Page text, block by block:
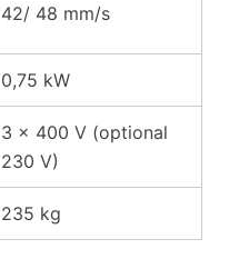
42/ 48 mm/s
0,75 kW
3 x 400 V (optional
230 V)
235 kg